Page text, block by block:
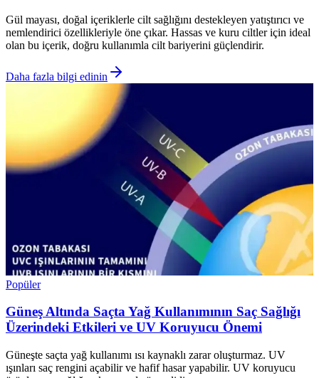
Gül mayası, doğal içeriklerle cilt sağlığını destekleyen yatıştırıcı ve
nemlendirici özellikleriyle öne çıkar. Hassas ve kuru ciltler için ideal
olan bu içerik, doğru kullanımla cilt bariyerini güçlendirir.
Daha fazla bilgi edinin
Popüler
Güneş Altında Saçta Yağ Kullanımının Saç Sağlığı
Üzerindeki Etkileri ve UV Koruyucu Önemi
Güneşte saçta yağ kullanımı ısı kaynaklı zarar oluşturmaz. UV
ışınları saç rengini açabilir ve hafif hasar yapabilir. UV koruyucu